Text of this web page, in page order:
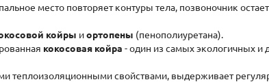
место повторяет контуры тела, позвоночник
койры иортопены (пенополиуретана).
кокосовая койра - один из самых экологичных и
теплоизоляционными свойствами, выдерживает